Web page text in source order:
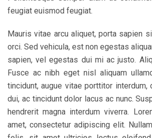
feugiat euismod feugiat.
Mauris vitae arcu aliquet, porta sapien
orci. Sed vehicula, est non egestas
sapien, vel egestas dui mi ac justo.
Fusce ac nibh eget nisl aliquam
tincidunt, augue vitae porttitor
dui, ac tincidunt dolor lacus ac nunc.
hendrerit magna interdum viverra.
amet, consectetur adipiscing elit.